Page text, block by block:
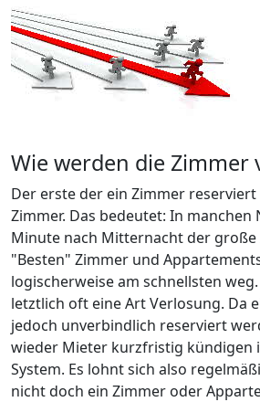
Wie werden die Zimmer
Der erste der ein Zimmer
Zimmer. Das bedeutet: In manchen
Minute nach Mitternacht der große
"Besten" Zimmer und
logischerweise am schnellsten
letztlich oft eine Art Verlosung. Da
jedoch unverbindlich reserviert
wieder Mieter kurzfristig kündigen
System. Es lohnt sich also
nicht doch ein Zimmer oder